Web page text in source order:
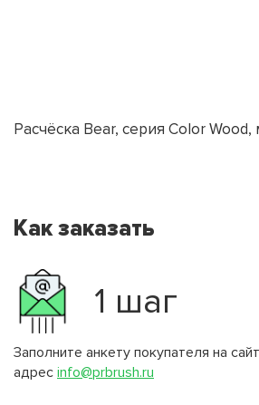
Расчёска Bear, серия Color
Как заказать
1 шаг
Заполните анкету покупателя на
адрес info@prbrush.ru